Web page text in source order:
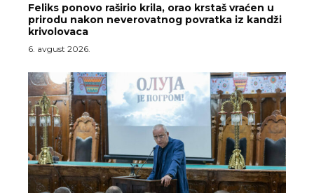
Feliks ponovo raširio krila, orao krstaš vraćen u
prirodu nakon neverovatnog povratka iz kandži
krivolovaca
6. avgust 2026.